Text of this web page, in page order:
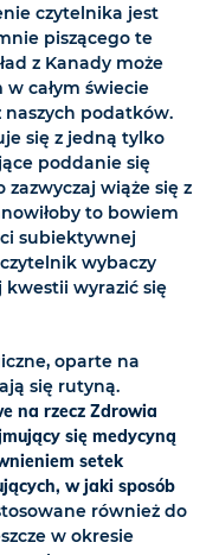
czytelnika jest
piszącego te
z Kanady może
całym świecie
naszych podatków.
się z jedną tylko
poddanie się
wiąże się z
to bowiem
subiektywnej
wybaczy
kwestii wyrazić się
oparte na
się rutyną.
na rzecz Zdrowia
się medycyną
setek
w jaki sposób
również do
w okresie